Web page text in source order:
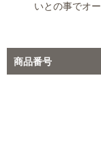
いとの事でオ
商品番号